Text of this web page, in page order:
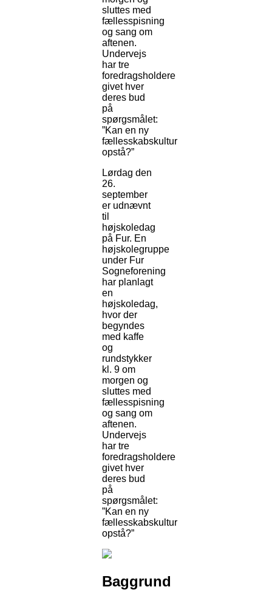
sluttes med
fællesspisning
og sang om
aftenen.
Undervejs
har tre
foredragsholdere
givet hver
deres bud
på
spørgsmålet:
”Kan en ny
fællesskabskultur
opstå?”
Lørdag den
26.
september
er udnævnt
til
højskoledag
på Fur. En
højskolegruppe
under Fur
Sogneforening
har planlagt
en
højskoledag,
hvor der
begyndes
med kaffe
og
rundstykker
kl. 9 om
morgen og
sluttes med
fællesspisning
og sang om
aftenen.
Undervejs
har tre
foredragsholdere
givet hver
deres bud
på
spørgsmålet:
”Kan en ny
fællesskabskultur
opstå?”
Baggrund